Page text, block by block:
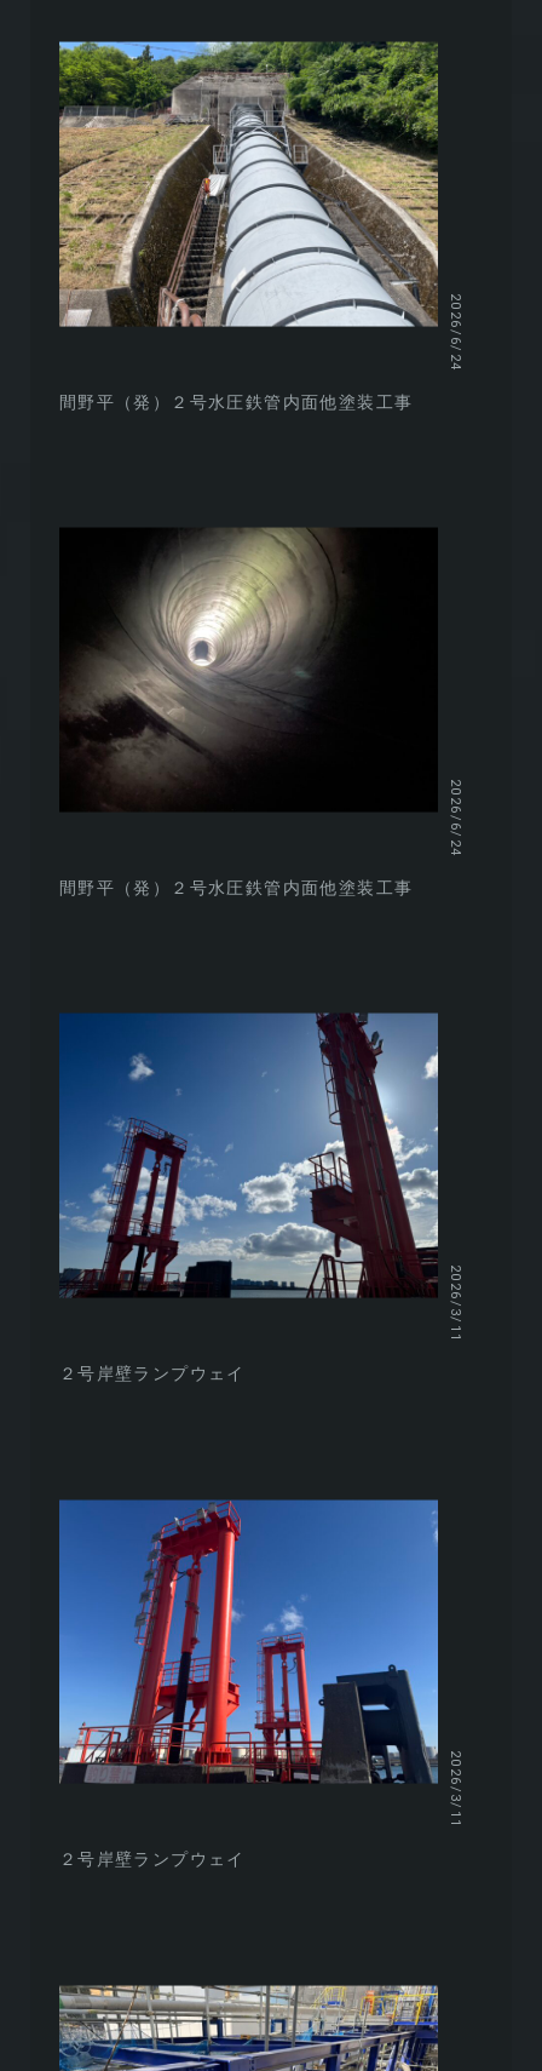
2026/6/24
間野平（発）２号水圧鉄管内面他塗装工事
2026/6/24
間野平（発）２号水圧鉄管内面他塗装工事
2026/3/11
２号岸壁ランプウェイ
2026/3/11
２号岸壁ランプウェイ